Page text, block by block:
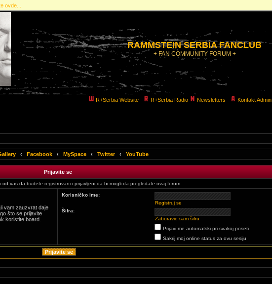
ovde...
RAMMSTEIN SERBIA FANCLUB
+ FAN COMMUNITY FORUM +
R+Serbia Website R+Serbia Radio Newsletters Kontakt Admin
‹ Facebook ‹ MySpace ‹ Twitter ‹ YouTube
Prijavite se
vas da budete registrovani i prijavljeni da bi mogli da pregledate ovaj forum.
vam zauzvrat daje
što se prijavite
koristite board.
Korisničko ime:
Registruj se
Šifra:
Zaboravio sam šifru
Prijavi me automatski pri svakoj poseti
Sakrij moj online status za ovu sesiju